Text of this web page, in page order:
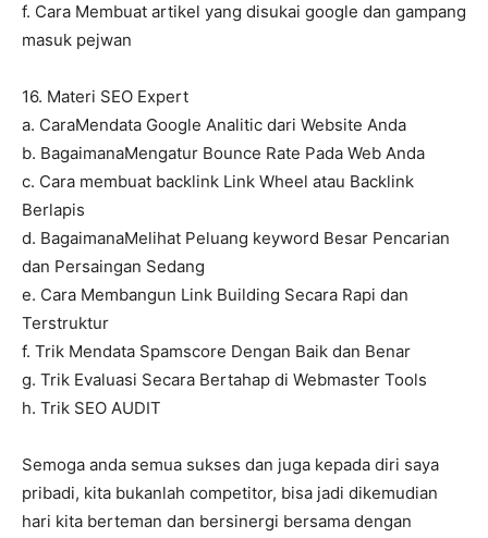
f. Cara Membuat artikel yang disukai google dan gampang
masuk pejwan
16. Materi SEO Expert
a. CaraMendata Google Analitic dari Website Anda
b. BagaimanaMengatur Bounce Rate Pada Web Anda
c. Cara membuat backlink Link Wheel atau Backlink
Berlapis
d. BagaimanaMelihat Peluang keyword Besar Pencarian
dan Persaingan Sedang
e. Cara Membangun Link Building Secara Rapi dan
Terstruktur
f. Trik Mendata Spamscore Dengan Baik dan Benar
g. Trik Evaluasi Secara Bertahap di Webmaster Tools
h. Trik SEO AUDIT
Semoga anda semua sukses dan juga kepada diri saya
pribadi, kita bukanlah competitor, bisa jadi dikemudian
hari kita berteman dan bersinergi bersama dengan